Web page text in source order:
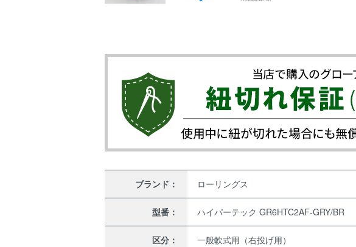
ブランド： ローリングス
型番： ハイパーテック GR6HTC2AF-GRY/BR
区分： 一般軟式用（右投げ用）